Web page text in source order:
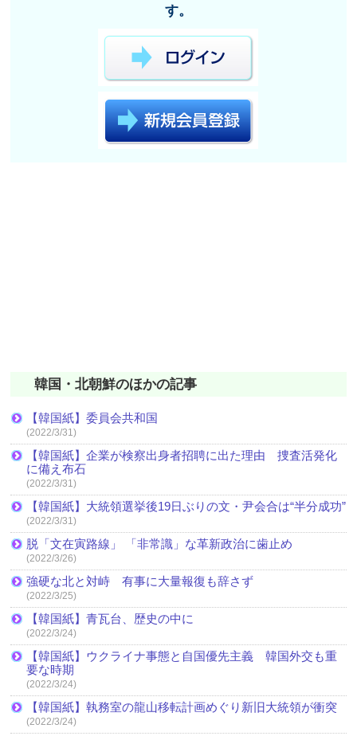
す。
韓国・北朝鮮のほかの記事
【韓国紙】委員会共和国
(2022/3/31)
【韓国紙】企業が検察出身者招聘に出た理由 捜査活発化
に備え布石
(2022/3/31)
【韓国紙】大統領選挙後19日ぶりの文・尹会合は“半分成功”
(2022/3/31)
脱「文在寅路線」 「非常識」な革新政治に歯止め
(2022/3/26)
強硬な北と対峙 有事に大量報復も辞さず
(2022/3/25)
【韓国紙】青瓦台、歴史の中に
(2022/3/24)
【韓国紙】ウクライナ事態と自国優先主義 韓国外交も重
要な時期
(2022/3/24)
【韓国紙】執務室の龍山移転計画めぐり新旧大統領が衝突
(2022/3/24)